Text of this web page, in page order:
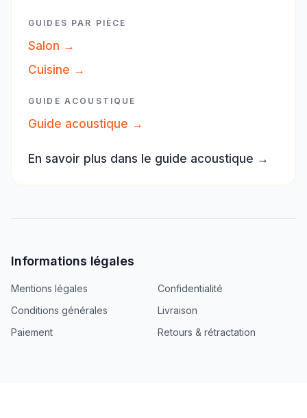
GUIDES PAR PIÈCE
Salon →
Cuisine →
GUIDE ACOUSTIQUE
Guide acoustique →
En savoir plus dans le guide acoustique →
Informations légales
Mentions légales
Confidentialité
Conditions générales
Livraison
Paiement
Retours & rétractation